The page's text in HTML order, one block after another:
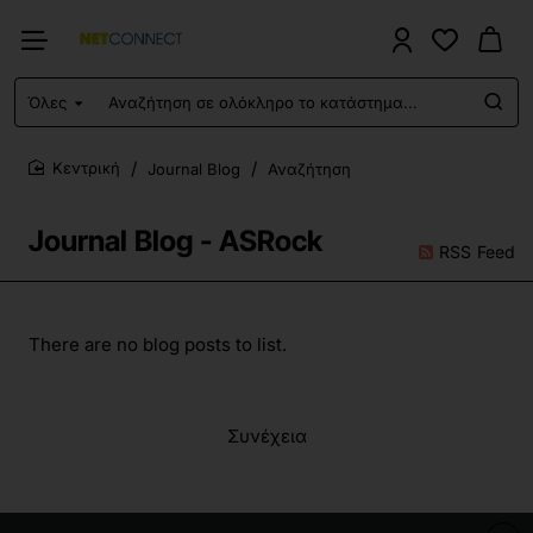
Όλες
Αναζήτηση
σε
ολόκληρο
το
Journal Blog - ASRock RSS Feed
Journal Blog Αναζήτηση
There are no blog posts to list.
Συνέχεια